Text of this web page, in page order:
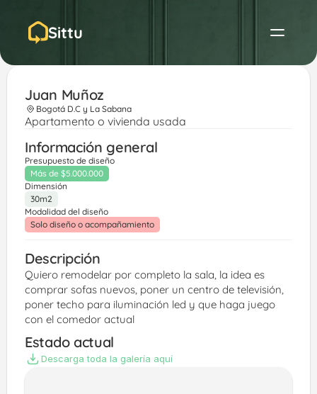
Sittu
Juan Muñoz
Bogotá D.C y La Sabana
Apartamento o vivienda usada
Información general
Presupuesto de diseño
Más de $5.000.000
Dimensión
30m2
Modalidad del diseño
Solo diseño o acompañamiento
Descripción
Quiero remodelar por completo la sala, la idea es
comprar sofas nuevos, poner un centro de televisión,
poner techo para iluminación led y que haga juego
con el comedor actual
Estado actual
Descarga toda la galería aquí